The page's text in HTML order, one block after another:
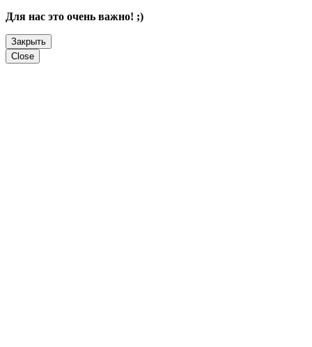
Для нас это очень важно! ;)
Закрыть
Close